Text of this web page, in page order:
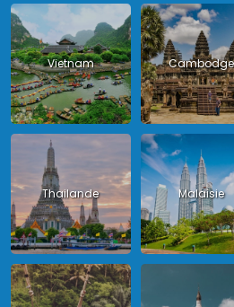
Vietnam Cambodge
Thailande Malaisie